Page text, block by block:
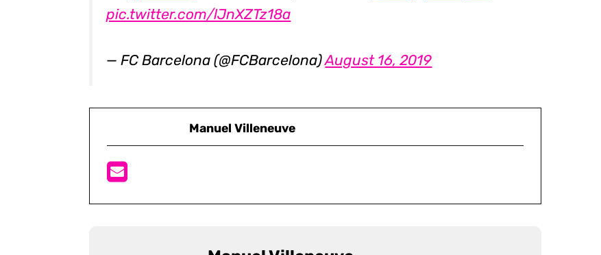
pic.twitter.com/lJnXZTz18a
— FC Barcelona (@FCBarcelona)August 16, 2019
Manuel Villeneuve